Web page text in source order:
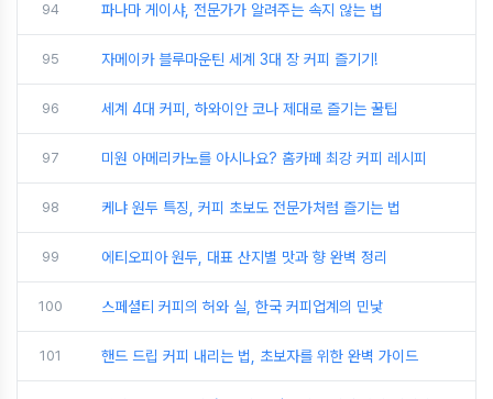
94 파나마 게이샤, 전문가가 알려주는 속지 않는 법
95 자메이카 블루마운틴 세계 3대 장 커피 즐기기!
96 세계 4대 커피, 하와이안 코나 제대로 즐기는 꿀팁
97 미원 아메리카노를 아시나요? 홈카페 최강 커피 레시피
98 케냐 원두 특징, 커피 초보도 전문가처럼 즐기는 법
99 에티오피아 원두, 대표 산지별 맛과 향 완벽 정리
100 스페셜티 커피의 허와 실, 한국 커피업계의 민낯
101 핸드 드립 커피 내리는 법, 초보자를 위한 완벽 가이드